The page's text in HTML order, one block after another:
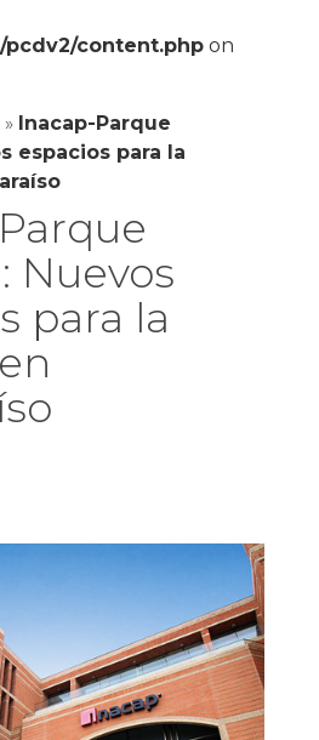
content.phpon
» Inacap-Parque
espacios para la
Nuevos
para la